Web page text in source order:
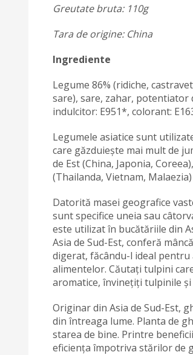
Greutate bruta: 110g
Tara de origine: China
Ingrediente
Legume 86% (ridiche,
sare), sare, zahar, potentiator
indulcitor: E951*, colorant:
Legumele asiatice sunt
care găzduiește mai mult de
de Est (China, Japonia,
(Thailanda, Vietnam,
Datorită masei geografice
sunt specifice uneia sau
este utilizat în bucătăriile din
Asia de Sud-Est, conferă
digerat, făcându-l ideal pentru
alimentelor. Căutați tulpini
aromatice, învinețiți tulpinile
Originar din Asia de Sud-Est,
din întreaga lume. Planta de
starea de bine. Printre
eficiența împotriva stărilor de